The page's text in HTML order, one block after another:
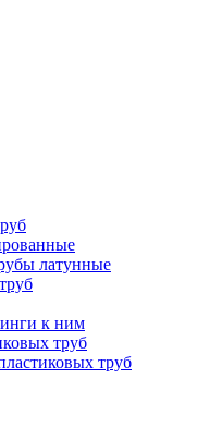
латунные
к ним
труб
труб